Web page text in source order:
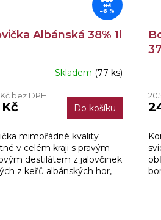
Kč
–6 %
Albánská 38% 1l
Skladem (77 ks)
bez DPH
Do košíku
mimořádné kvality
v celém kraji s pravým
destilátem z jalovčinek
z keřů albánských hor,
je
z
5